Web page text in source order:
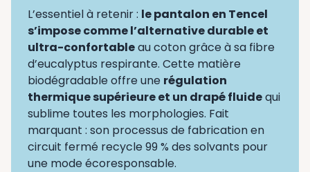
L’essentiel à retenir : le pantalon en Tencel
s’impose comme l’alternative durable et
ultra-confortableau coton grâce à sa fibre
d’eucalyptus respirante. Cette matière
biodégradable offre une régulation
thermique supérieure et un drapé fluidequi
sublime toutes les morphologies. Fait
marquant : son processus de fabrication en
circuit fermé recycle 99 % des solvants pour
une mode écoresponsable.